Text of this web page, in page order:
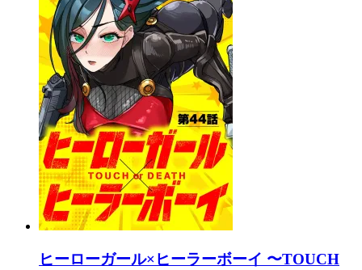
ヒーローガール×ヒーラーボーイ 〜TOUCH